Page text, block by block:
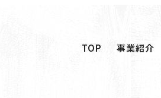
TOP
事業紹介